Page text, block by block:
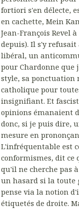
fortiori s'en délecte,
en cachette, Mein
Jean-François Revel
depuis). Il s'y refusait
libéral, un
pour Chardonne
style, sa ponctuation
catholique pour
insignifiant. Et
opinions émanaient
donc, si je puis dire,
mesure en
L'infréquentable est
conformismes, dit ce
qu'il ne cherche pas
un hasard si la toute
pense via la notion
étiquetés de droite.